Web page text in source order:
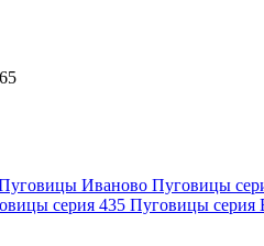
Иваново Пуговицы
серия 435 Пуговицы серия